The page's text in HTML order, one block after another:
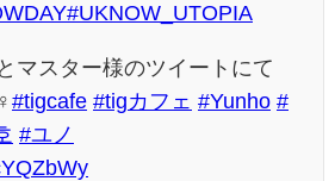
#UKNOW_UTOPIA
マスター様のツイートにて
#tigcafe #tigカフェ #Yunho #
#ユノ